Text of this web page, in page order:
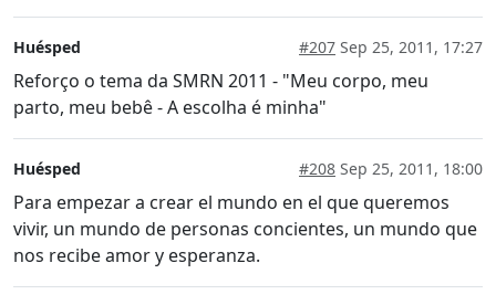
Huésped #207 Sep 25, 2011, 17:27
Reforço o tema da SMRN 2011 - "Meu corpo, meu
parto, meu bebê - A escolha é minha"
Huésped #208 Sep 25, 2011, 18:00
Para empezar a crear el mundo en el que queremos
vivir, un mundo de personas concientes, un mundo que
nos recibe amor y esperanza.